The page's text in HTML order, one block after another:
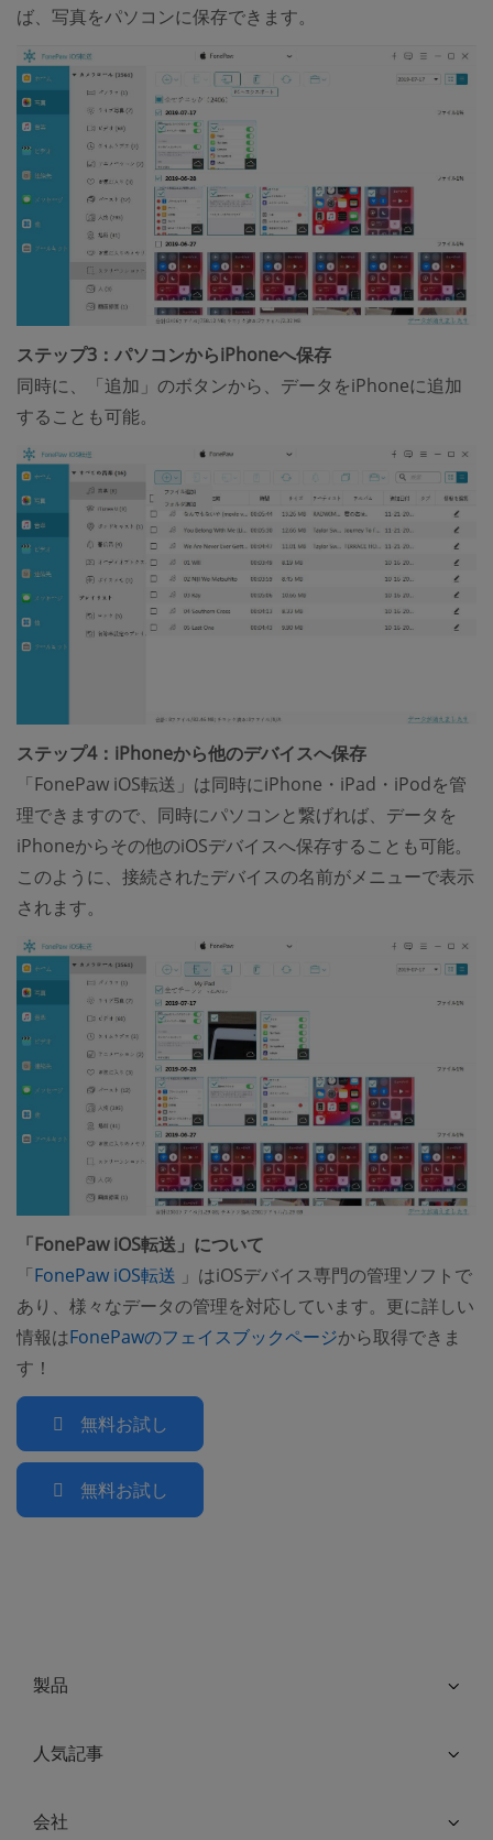
ば、写真をパソコンに保存できます。
ステップ3：パソコンからiPhoneへ保存
同時に、「追加」のボタンから、データをiPhoneに追加
することも可能。
ステップ4：iPhoneから他のデバイスへ保存
「FonePaw iOS転送」は同時にiPhone・iPad・iPodを管
理できますので、同時にパソコンと繋げれば、データを
iPhoneからその他のiOSデバイスへ保存することも可能。
このように、接続されたデバイスの名前がメニューで表示
されます。
「FonePaw iOS転送」について
「FonePaw iOS転送 (opens new window)
」はiOSデバイス専門の管理ソフトで
あり、様々なデータの管理を対応しています。更に詳しい
情報はFonePawのフェイスブックページから取得できま
す！
無料お試し
無料お試し
製品
人気記事
会社